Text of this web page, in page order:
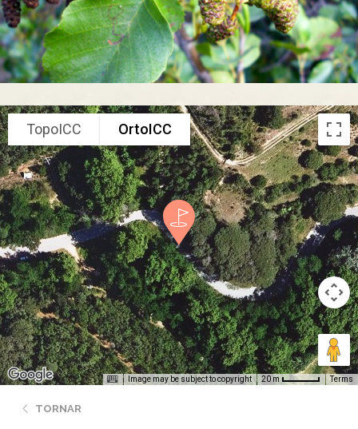
TopoICC OrtoICC
Image may be subject to copyright 20 m Terms
TORNAR